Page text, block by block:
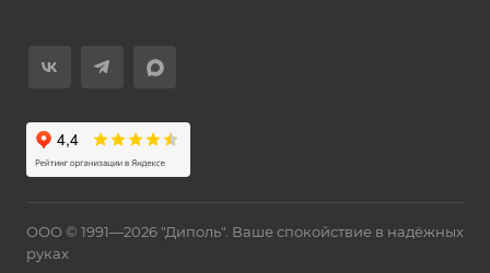
ООО © 1991—2026 "Диполь". Ваше спокойствие в надёжных
руках